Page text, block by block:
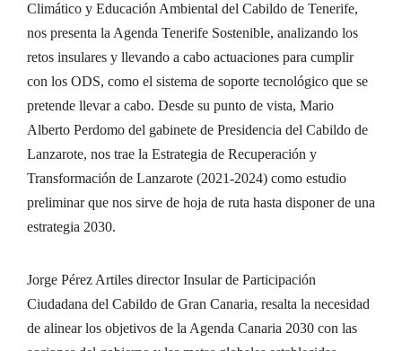
Climático y Educación Ambiental del Cabildo de Tenerife,
nos presenta la Agenda Tenerife Sostenible, analizando los
retos insulares y llevando a cabo actuaciones para cumplir
con los ODS, como el sistema de soporte tecnológico que se
pretende llevar a cabo. Desde su punto de vista, Mario
Alberto Perdomo del gabinete de Presidencia del Cabildo de
Lanzarote, nos trae la Estrategia de Recuperación y
Transformación de Lanzarote (2021-2024) como estudio
preliminar que nos sirve de hoja de ruta hasta disponer de una
estrategia 2030.
Jorge Pérez Artiles director Insular de Participación
Ciudadana del Cabildo de Gran Canaria, resalta la necesidad
de alinear los objetivos de la Agenda Canaria 2030 con las